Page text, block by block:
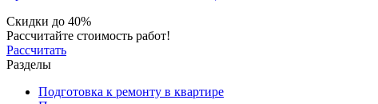
Скидки до 40%
Рассчитайте стоимость работ!
Рассчитать
Разделы
Подготовка к ремонту в квартире